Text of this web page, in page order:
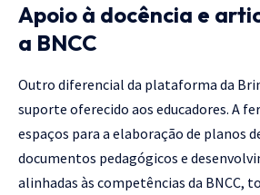
Apoio à docência e
a BNCC
Outro diferencial da plataforma da
suporte oferecido aos educadores. A
espaços para a elaboração de planos
documentos pedagógicos e
alinhadas às competências da BNCC,